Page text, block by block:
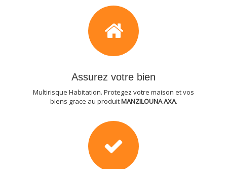
Assurez votre bien
Multirisque Habitation. Protegez votre maison et vos
biens grace au produitMANZILOUNA AXA.